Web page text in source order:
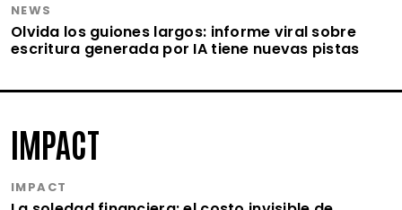
NEWS
Olvida los guiones largos: informe viral sobre
escritura generada por IA tiene nuevas pistas
IMPACT
IMPACT